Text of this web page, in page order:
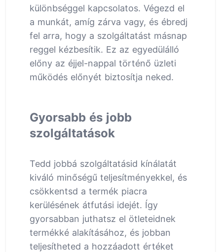
különbséggel kapcsolatos. Végezd el
a munkát, amíg zárva vagy, és ébredj
fel arra, hogy a szolgáltatást másnap
reggel kézbesítik. Ez az egyedülálló
előny az éjjel-nappal történő üzleti
működés előnyét biztosítja neked.
Gyorsabb és jobb
szolgáltatások
Tedd jobbá szolgáltatásid kínálatát
kiváló minőségű teljesítményekkel, és
csökkentsd a termék piacra
kerülésének átfutási idejét. Így
gyorsabban juthatsz el ötleteidnek
termékké alakításához, és jobban
teljesítheted a hozzáadott értéket